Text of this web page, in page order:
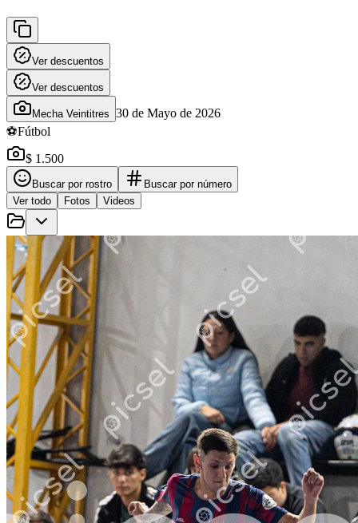
Ver descuentos
Ver descuentos
Mecha Veintitres 30 de Mayo de 2026
⚽Fútbol
$ 1.500
Buscar por rostro
Buscar por número
Ver todo
Fotos Videos